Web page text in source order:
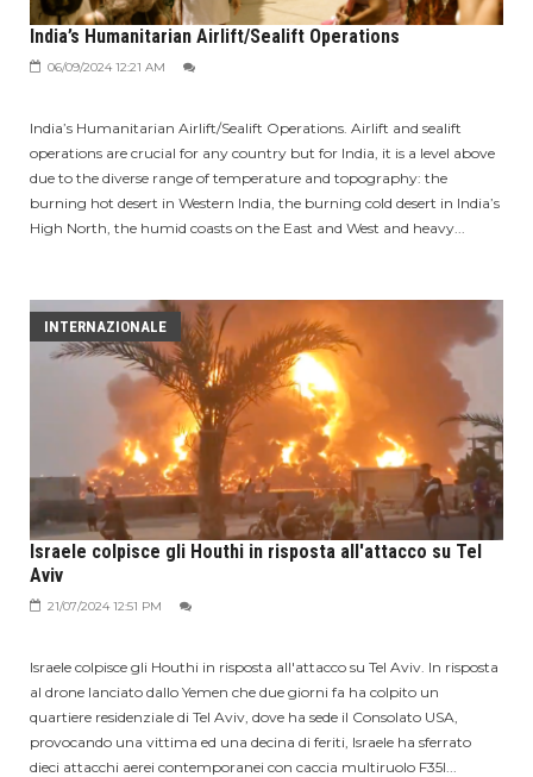
India’s Humanitarian Airlift/Sealift Operations
06/09/2024 12:21 AM
India’s Humanitarian Airlift/Sealift Operations. Airlift and sealift
operations are crucial for any country but for India, it is a level above
due to the diverse range of temperature and topography: the
burning hot desert in Western India, the burning cold desert in India’s
High North, the humid coasts on the East and West and heavy...
INTERNAZIONALE
Israele colpisce gli Houthi in risposta all'attacco su Tel
Aviv
21/07/2024 12:51 PM
Israele colpisce gli Houthi in risposta all'attacco su Tel Aviv. In risposta
al drone lanciato dallo Yemen che due giorni fa ha colpito un
quartiere residenziale di Tel Aviv, dove ha sede il Consolato USA,
provocando una vittima ed una decina di feriti, Israele ha sferrato
dieci attacchi aerei contemporanei con caccia multiruolo F35I...